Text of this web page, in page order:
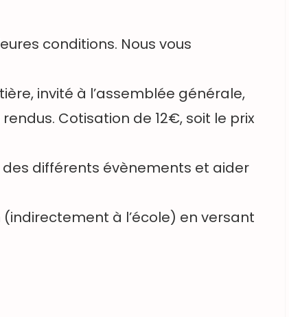
conditions. Nous vous
invité à l’assemblée générale,
Cotisation de 12€, soit le prix
différents évènements et aider
(indirectement à l’école) en versant